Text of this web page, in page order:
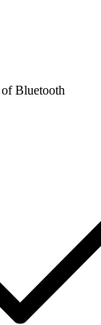
Bluetooth